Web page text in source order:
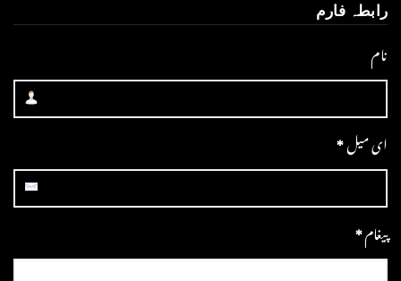
رابطہ فارم
نام
ای میل*
پیغام*